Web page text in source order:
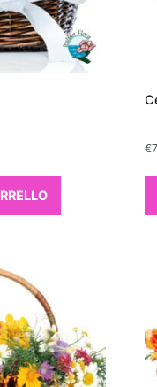
€
ma aggiunge anche un
Un'altra pianta che
apprezzato per la
sostanze come
di più esotico, l'
Aloe
anche per promuovere il
semplice trovare la
sia a quelle funzionali.
per purificare
non solo